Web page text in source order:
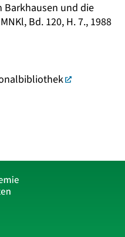
Barkhausen und die
Bd. 120, H. 7., 1988